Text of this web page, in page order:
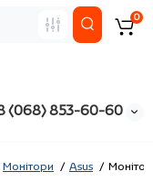
(068) 853-60-60
0
Монітори Asus